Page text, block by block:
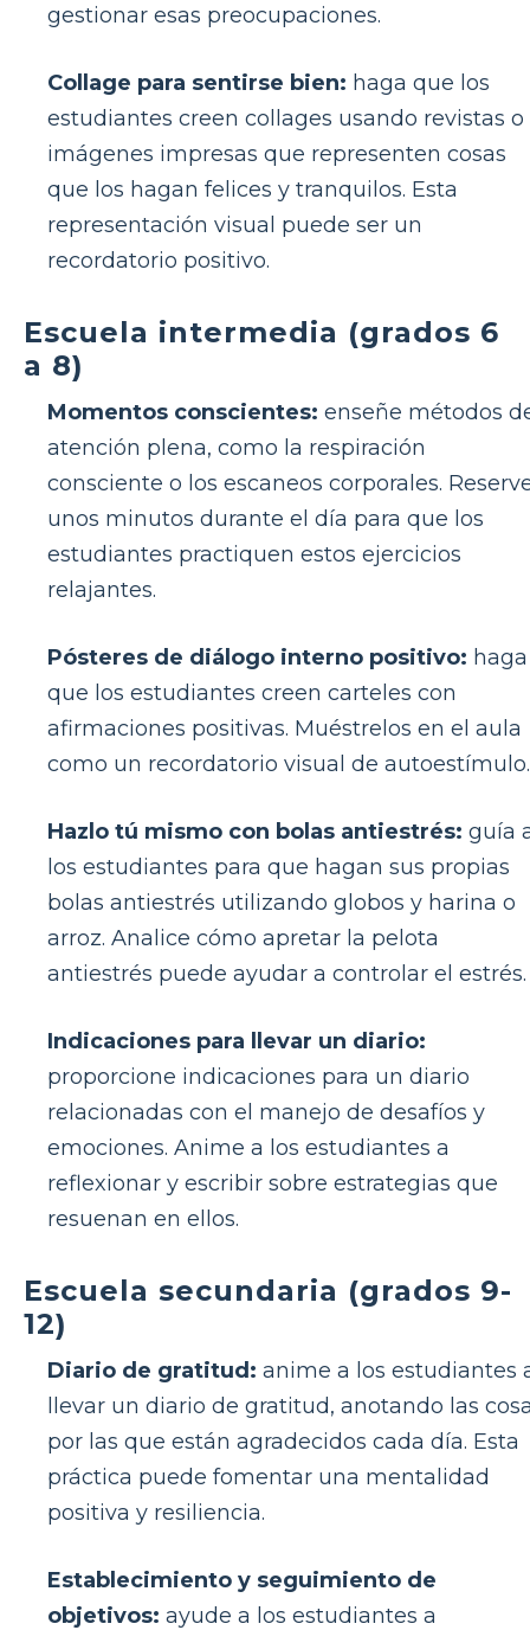
gestionar esas preocupaciones.
Collage para sentirse bien: haga que los
estudiantes creen collages usando revistas o
imágenes impresas que representen cosas
que los hagan felices y tranquilos. Esta
representación visual puede ser un
recordatorio positivo.
Escuela intermedia (grados 6
a 8)
Momentos conscientes: enseñe métodos
atención plena, como la respiración
consciente o los escaneos corporales.
unos minutos durante el día para que los
estudiantes practiquen estos ejercicios
relajantes.
Pósteres de diálogo interno positivo: haga
que los estudiantes creen carteles con
afirmaciones positivas. Muéstrelos en el aula
como un recordatorio visual de autoestímulo.
Hazlo tú mismo con bolas antiestrés: guía
los estudiantes para que hagan sus propias
bolas antiestrés utilizando globos y harina o
arroz. Analice cómo apretar la pelota
antiestrés puede ayudar a controlar el estrés.
Indicaciones para llevar un diario:
proporcione indicaciones para un diario
relacionadas con el manejo de desafíos y
emociones. Anime a los estudiantes a
reflexionar y escribir sobre estrategias que
resuenan en ellos.
Escuela secundaria (grados 9-
12)
Diario de gratitud: anime a los estudiantes
llevar un diario de gratitud, anotando las
por las que están agradecidos cada día. Esta
práctica puede fomentar una mentalidad
positiva y resiliencia.
Establecimiento y seguimiento de
objetivos: ayude a los estudiantes a